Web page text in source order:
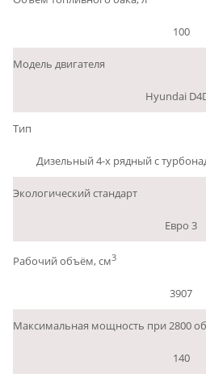
100
Модель двигателя
Hyundai
Тип
Дизельный 4-х рядный с
Экологический стандарт
Евро 3
Рабочий объём, см3
3907
Максимальная мощность при 2800
140